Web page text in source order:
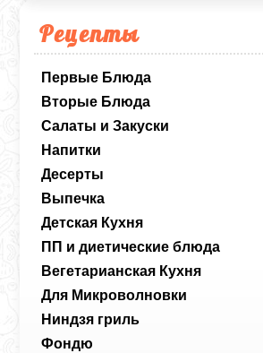
Рецепты
Первые Блюда
Вторые Блюда
Салаты и Закуски
Напитки
Десерты
Выпечка
Детская Кухня
ПП и диетические блюда
Вегетарианская Кухня
Для Микроволновки
Ниндзя гриль
Фондю